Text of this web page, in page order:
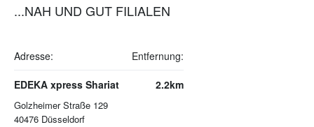
...NAH UND GUT FILIALEN
Adresse: Entfernung:
EDEKA xpress Shariat
Golzheimer Straße 129
40476 Düsseldorf
2.2km